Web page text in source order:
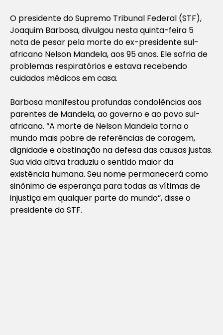
O presidente do Supremo Tribunal Federal (STF),
Joaquim Barbosa, divulgou nesta quinta-feira 5
nota de pesar pela morte do ex-presidente sul-
africano Nelson Mandela, aos 95 anos. Ele sofria de
problemas respiratórios e estava recebendo
cuidados médicos em casa.
Barbosa manifestou profundas condolências aos
parentes de Mandela, ao governo e ao povo sul-
africano. “A morte de Nelson Mandela torna o
mundo mais pobre de referências de coragem,
dignidade e obstinação na defesa das causas justas.
Sua vida altiva traduziu o sentido maior da
existência humana. Seu nome permanecerá como
sinônimo de esperança para todas as vítimas de
injustiça em qualquer parte do mundo”, disse o
presidente do STF.